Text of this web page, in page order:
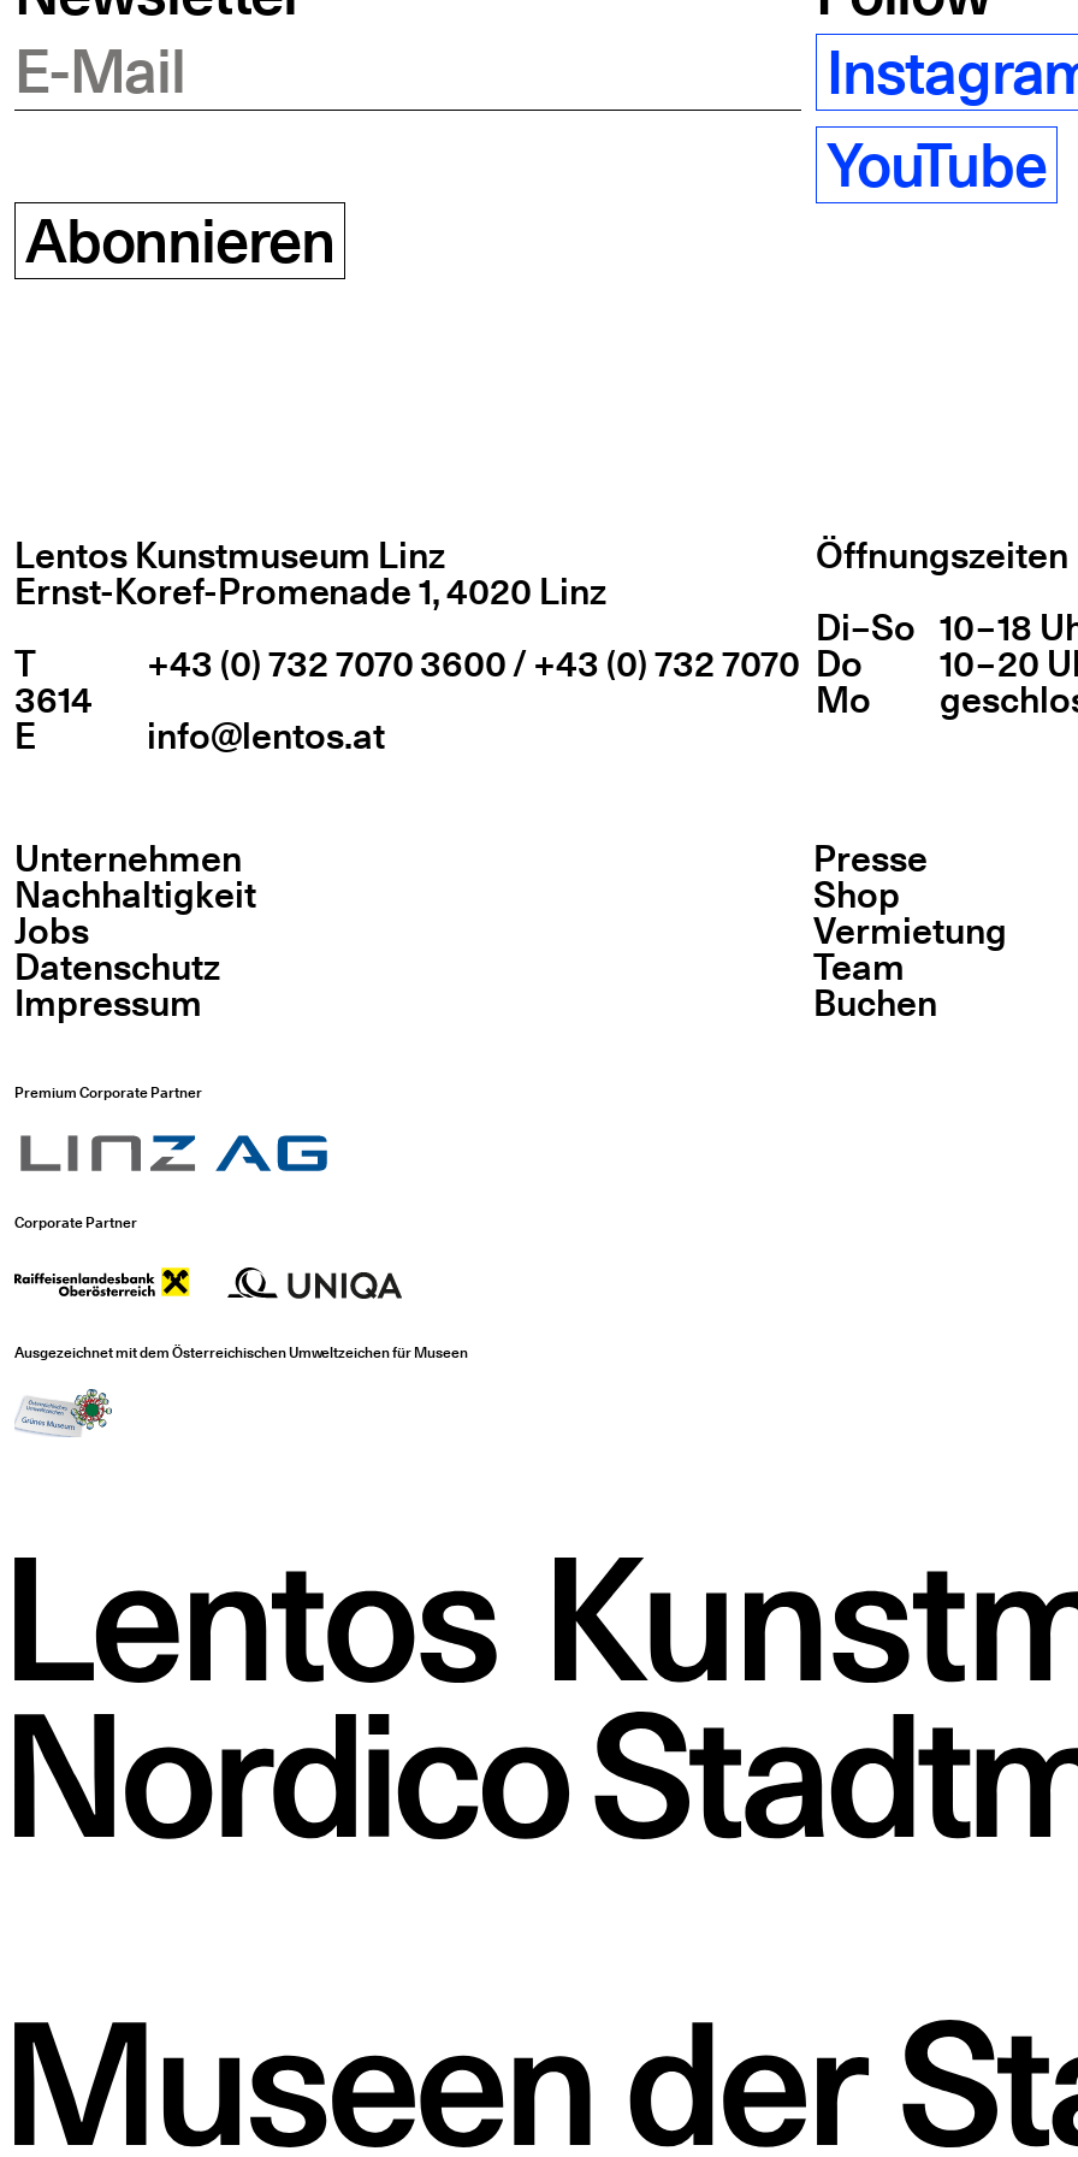
E-Mail
Abonnieren
YouTube
Lentos Kunstmuseum Linz
Ernst-Koref-Promenade 1,4020 Linz
T
+43 (0) 732 7070 3600 / +43 (0) 732 7070
3614
E info@lentos.at
Öffnungszeiten
Wochentag
Di–So 10 – 18
Do 10 – 20
Mo
Unternehmen
Nachhaltigkeit
Jobs
Datenschutz
Impressum
Presse
Shop
Vermietung
Team
Buchen
Premium Corporate Partner
Corporate Partner
Ausgezeichnet mit dem Österreichischen Umweltzeichen für Museen